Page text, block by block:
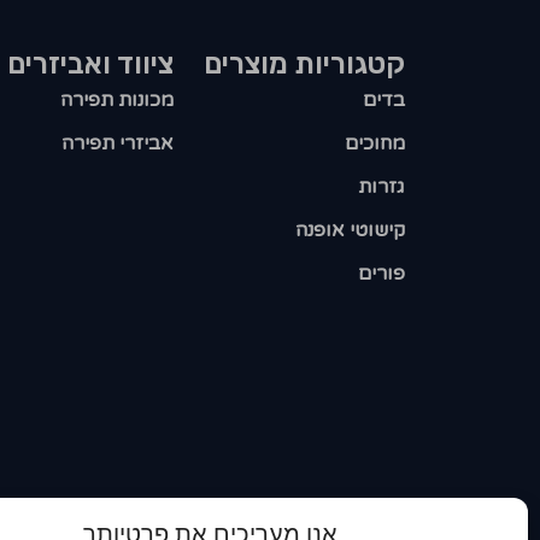
אנו מעריכים את פרטיותך
קטגוריות מוצרים​
בדים
מחוכים
גזרות
קישוטי אופנה
פורים
ציווד ואביזרים
מכונות תפירה
אביזרי תפירה